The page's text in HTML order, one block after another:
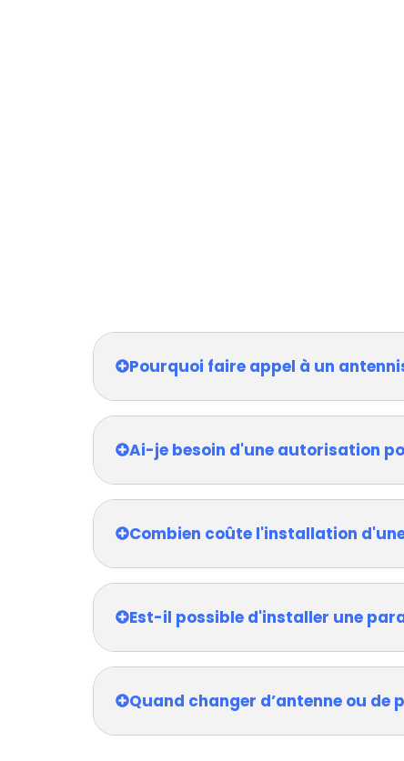
Pourquoi faire appel à un
Ai-je besoin d'une autorisation
Combien coûte l'installation
Est-il possible d'installer une
Quand changer d’antenne ou de